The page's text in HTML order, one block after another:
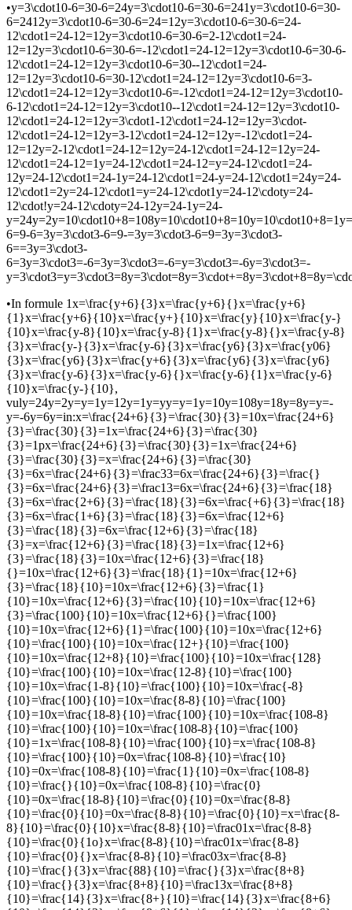
•y=3\cdot10-6=30-6=24y=3\cdot10-6=30-6=241y=3\cdot10-6=30-
6=2412y=3\cdot10-6=30-6=24=12y=3\cdot10-6=30-6=24-
12\cdot1=24-12=12y=3\cdot10-6=30-6=2-12\cdot1=24-
12=12y=3\cdot10-6=30-6=-12\cdot1=24-12=12y=3\cdot10-6=30-6-
12\cdot1=24-12=12y=3\cdot10-6=30--12\cdot1=24-
12=12y=3\cdot10-6=30-12\cdot1=24-12=12y=3\cdot10-6=3-
12\cdot1=24-12=12y=3\cdot10-6=-12\cdot1=24-12=12y=3\cdot10-
6-12\cdot1=24-12=12y=3\cdot10--12\cdot1=24-12=12y=3\cdot10-
12\cdot1=24-12=12y=3\cdot1-12\cdot1=24-12=12y=3\cdot-
12\cdot1=24-12=12y=3-12\cdot1=24-12=12y=-12\cdot1=24-
12=12y=2-12\cdot1=24-12=12y=24-12\cdot1=24-12=12y=24-
12\cdot1=24-12=1y=24-12\cdot1=24-12=y=24-12\cdot1=24-
12y=24-12\cdot1=24-1y=24-12\cdot1=24-y=24-12\cdot1=24y=24-
12\cdot1=2y=24-12\cdot1=y=24-12\cdot1y=24-12\cdoty=24-
12\cdot!y=24-12\cdoty=24-12y=24-1y=24-
6=9-6=3y=3\cdot3-6=9-=3y=3\cdot3-6=9=3y=3\cdot3-
6==3y=3\cdot3-
6=3y=3\cdot3=-6=3y=3\cdot3=-6=y=3\cdot3=-6y=3\cdot3=-
•In formule 1x=\frac{y+6}{3}x=\frac{y+6}{}x=\frac{y+6}
{1}x=\frac{y+6}{10}x=\frac{y+}{10}x=\frac{y}{10}x=\frac{y-}
{10}x=\frac{y-8}{10}x=\frac{y-8}{1}x=\frac{y-8}{}x=\frac{y-8}
{3}x=\frac{y-}{3}x=\frac{y-6}{3}x=\frac{y6}{3}x=\frac{y06}
{3}x=\frac{y6}{3}x=\frac{y+6}{3}x=\frac{y6}{3}x=\frac{y6}
{3}x=\frac{y-6}{3}x=\frac{y-6}{}x=\frac{y-6}{1}x=\frac{y-6}
{10}x=\frac{y-}{10},
vuly=24y=2y=y=1y=12y=1y=yy=y=1y=10y=108y=18y=8y=y=-
y=-6y=6y=in:x=\frac{24+6}{3}=\frac{30}{3}=10x=\frac{24+6}
{3}=\frac{30}{3}=1x=\frac{24+6}{3}=\frac{30}
{3}=1px=\frac{24+6}{3}=\frac{30}{3}=1x=\frac{24+6}
{3}=\frac{30}{3}=x=\frac{24+6}{3}=\frac{30}
{3}=6x=\frac{24+6}{3}=\frac33=6x=\frac{24+6}{3}=\frac{}
{3}=6x=\frac{24+6}{3}=\frac13=6x=\frac{24+6}{3}=\frac{18}
{3}=6x=\frac{2+6}{3}=\frac{18}{3}=6x=\frac{+6}{3}=\frac{18}
{3}=6x=\frac{1+6}{3}=\frac{18}{3}=6x=\frac{12+6}
{3}=\frac{18}{3}=6x=\frac{12+6}{3}=\frac{18}
{3}=x=\frac{12+6}{3}=\frac{18}{3}=1x=\frac{12+6}
{3}=\frac{18}{3}=10x=\frac{12+6}{3}=\frac{18}
{}=10x=\frac{12+6}{3}=\frac{18}{1}=10x=\frac{12+6}
{3}=\frac{18}{10}=10x=\frac{12+6}{3}=\frac{1}
{10}=10x=\frac{12+6}{3}=\frac{10}{10}=10x=\frac{12+6}
{3}=\frac{100}{10}=10x=\frac{12+6}{}=\frac{100}
{10}=10x=\frac{12+6}{1}=\frac{100}{10}=10x=\frac{12+6}
{10}=\frac{100}{10}=10x=\frac{12+}{10}=\frac{100}
{10}=10x=\frac{12+8}{10}=\frac{100}{10}=10x=\frac{128}
{10}=\frac{100}{10}=10x=\frac{12-8}{10}=\frac{100}
{10}=10x=\frac{1-8}{10}=\frac{100}{10}=10x=\frac{-8}
{10}=\frac{100}{10}=10x=\frac{8-8}{10}=\frac{100}
{10}=10x=\frac{18-8}{10}=\frac{100}{10}=10x=\frac{108-8}
{10}=\frac{100}{10}=10x=\frac{108-8}{10}=\frac{100}
{10}=1x=\frac{108-8}{10}=\frac{100}{10}=x=\frac{108-8}
{10}=\frac{100}{10}=0x=\frac{108-8}{10}=\frac{10}
{10}=0x=\frac{108-8}{10}=\frac{1}{10}=0x=\frac{108-8}
{10}=\frac{}{10}=0x=\frac{108-8}{10}=\frac{0}
{10}=0x=\frac{18-8}{10}=\frac{0}{10}=0x=\frac{8-8}
{10}=\frac{0}{10}=0x=\frac{8-8}{10}=\frac{0}{10}=x=\frac{8-
8}{10}=\frac{0}{10}x=\frac{8-8}{10}=\frac01x=\frac{8-8}
{10}=\frac{0}{1o}x=\frac{8-8}{10}=\frac01x=\frac{8-8}
{10}=\frac{0}{}x=\frac{8-8}{10}=\frac03x=\frac{8-8}
{10}=\frac{}{3}x=\frac{88}{10}=\frac{}{3}x=\frac{8+8}
{10}=\frac{}{3}x=\frac{8+8}{10}=\frac13x=\frac{8+8}
{10}=\frac{14}{3}x=\frac{8+}{10}=\frac{14}{3}x=\frac{8+6}